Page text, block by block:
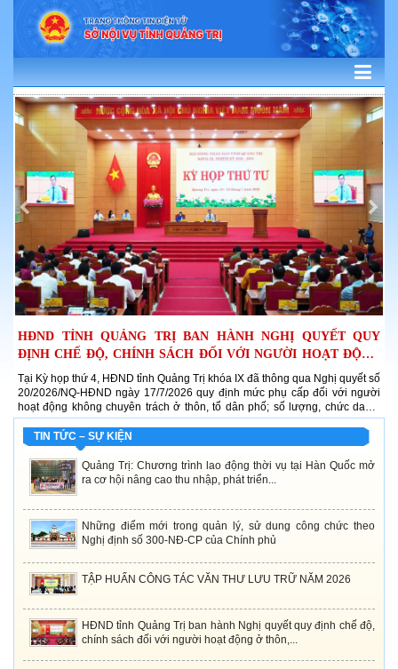
TIN TỨC – SỰ KIỆN
Quảng Trị: Chương trình lao động thời vụ tại Hàn Quốc mở
ra cơ hội nâng cao thu nhập, phát triển...
Những điểm mới trong quản lý, sử dung công chức theo
Nghị định số 300-NĐ-CP của Chính phủ
TẬP HUẤN CÔNG TÁC VĂN THƯ LƯU TRỮ NĂM 2026
HĐND tỉnh Quảng Trị ban hành Nghị quyết quy định chế độ,
chính sách đối với người hoạt động ở thôn,...
HĐND TỈNH QUẢNG TRỊ BAN HÀNH NGHỊ QUYẾT QUY
ĐỊNH CHẾ ĐỘ, CHÍNH SÁCH ĐỐI VỚI NGƯỜI HOẠT ĐỘNG
Ở THÔN,...
Tại Kỳ họp thứ 4, HĐND tỉnh Quảng Trị khóa IX đã thông qua Nghị quyết số
20/2026/NQ-HĐND ngày 17/7/2026 quy định mức phụ cấp đối với người
hoạt động không chuyên trách ở thôn, tổ dân phố; số lượng, chức danh,
mức hỗ trợ đối với người tham gia hoạt động ở thôn, tổ dân phố; việc kiêm
nhiệm và mức phụ cấp...